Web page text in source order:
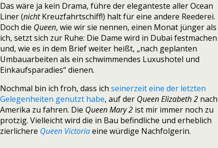
Das wäre ja kein Drama, führe der eleganteste aller Ocean
Liner (nichtKreuzfahrtschiff!) halt für eine andere Reederei.
Doch die Queen, wie wir sie nennen, einen Monat jünger als
ich, setzt sich zur Ruhe: Die Dame wird in Dubai festmachen
und, wie es in dem Brief weiter heißt, „nach geplanten
Umbauarbeiten als ein schwimmendes Luxushotel und
Einkaufsparadies“ dienen.
Nochmal bin ich froh, dass ich seinerzeit eine der letzten
Gelegenheiten genutzt habe, auf der Queen Elizabeth 2 nach
Amerika zu fahren. Die Queen Mary 2 ist mir immer noch zu
protzig. Vielleicht wird die in Bau befindliche und erheblich
zierlichere Queen Victoriaeine würdige Nachfolgerin.